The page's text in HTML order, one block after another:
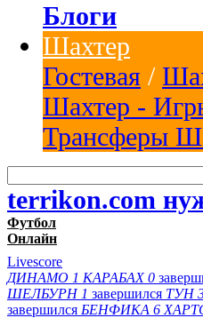
Блоги
Шахтер
Гостевая /
Шахтер -
Трансферы
terrikon.com
Футбол
Онлайн
Livescore
ДИНАМО 1 КАРАБАХ 0
ШЕЛБУРН 1 завершился ТУН
завершился БЕНФИКА 6